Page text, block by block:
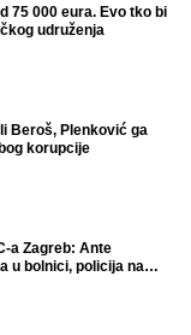
75 000 eura. Evo tko bi
udruženja
Beroš, Plenković ga
korupcije
a Zagreb: Ante
u bolnici, policija na